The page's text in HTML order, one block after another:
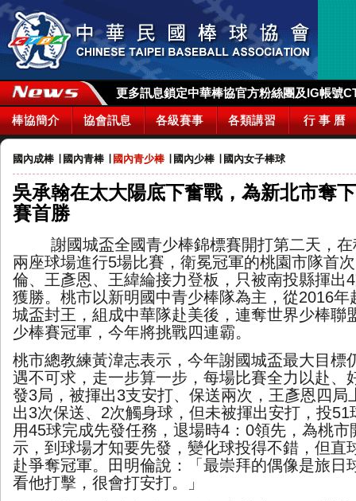
更多訊息鎖定中華棒協官方粉絲團及IG帳號
棒協簡介 協會訊息 各級賽事 各類講習 行 事 曆
國內成棒 國內青棒 國內青少棒 國內少棒 國內女子棒球
吳承翰在太大陽底下奮戰，為新北市奪
賽首勝
謝國城盃全國青少棒錦標賽開打第二天，
兩座球場進行5場比賽，衛冕冠軍的桃園市隊首
倫、王彥恩、王緯綸接力登板，只被南投縣揮出4
獲勝。桃市以新明國中青少棒隊為主，從2016年
城盃封王，組成中華隊赴美後，連奪世界少棒聯
少棒賽冠軍，今年將挑戰四連霸。
桃市總教練黃湋志表示，今年謝國城盃最大目標
遇不可求，走一步算一步，每場比賽全力以赴、
發3局，被揮出3支安打、保送兩次，王彥恩四局
出3次保送、 2次觸身球，但未被揮出安打，投51
用45球完成先發任務，退場時4 ： 0領先，為桃市
示，到球場才知要先發，變化球投得不錯，但直
赴爭奪冠軍。田明倫說：「最崇拜的偶像是旅日
看他打擊，很會打安打。」